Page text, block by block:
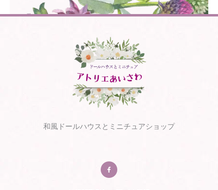
和風ドールハウスとミニチュアショップ
a
c
e
b